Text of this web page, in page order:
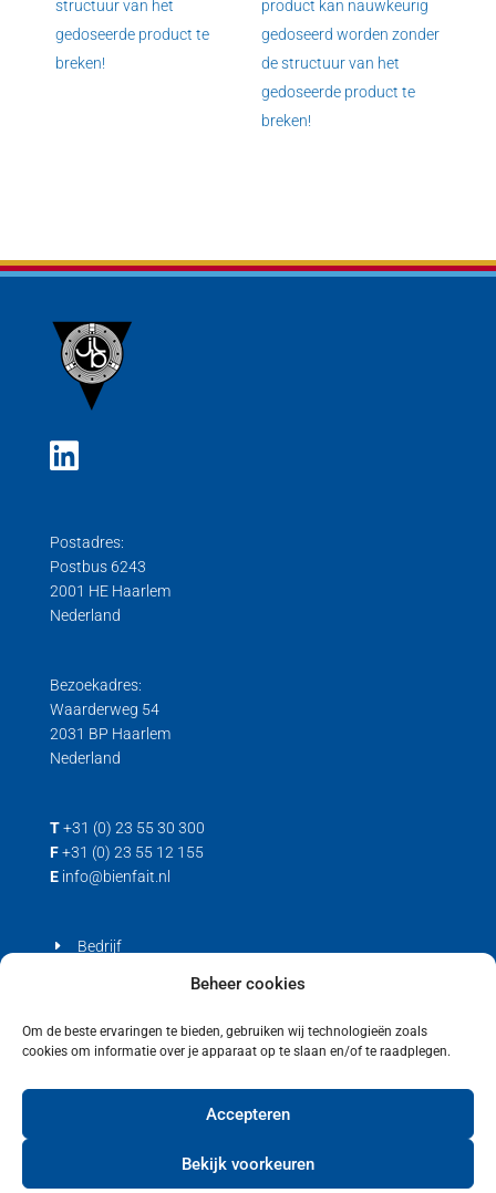
Beheer cookies
Om de beste ervaringen te bieden, gebruiken wij technologieën zoals
cookies om informatie over je apparaat op te slaan en/of te raadplegen.
Accepteren
Bekijk voorkeuren
structuur van het
gedoseerde product te
breken!
product kan nauwkeurig
gedoseerd worden zonder
de structuur van het
gedoseerde product te
breken!
Postadres:
Postbus 6243
2001 HE Haarlem
Nederland
Bezoekadres:
Waarderweg 54
2031 BP Haarlem
Nederland
T +31 (0) 23 55 30 300
F +31 (0) 23 55 12 155
E info@bienfait.nl
Bedrijf
Cookiebeleid (EU)